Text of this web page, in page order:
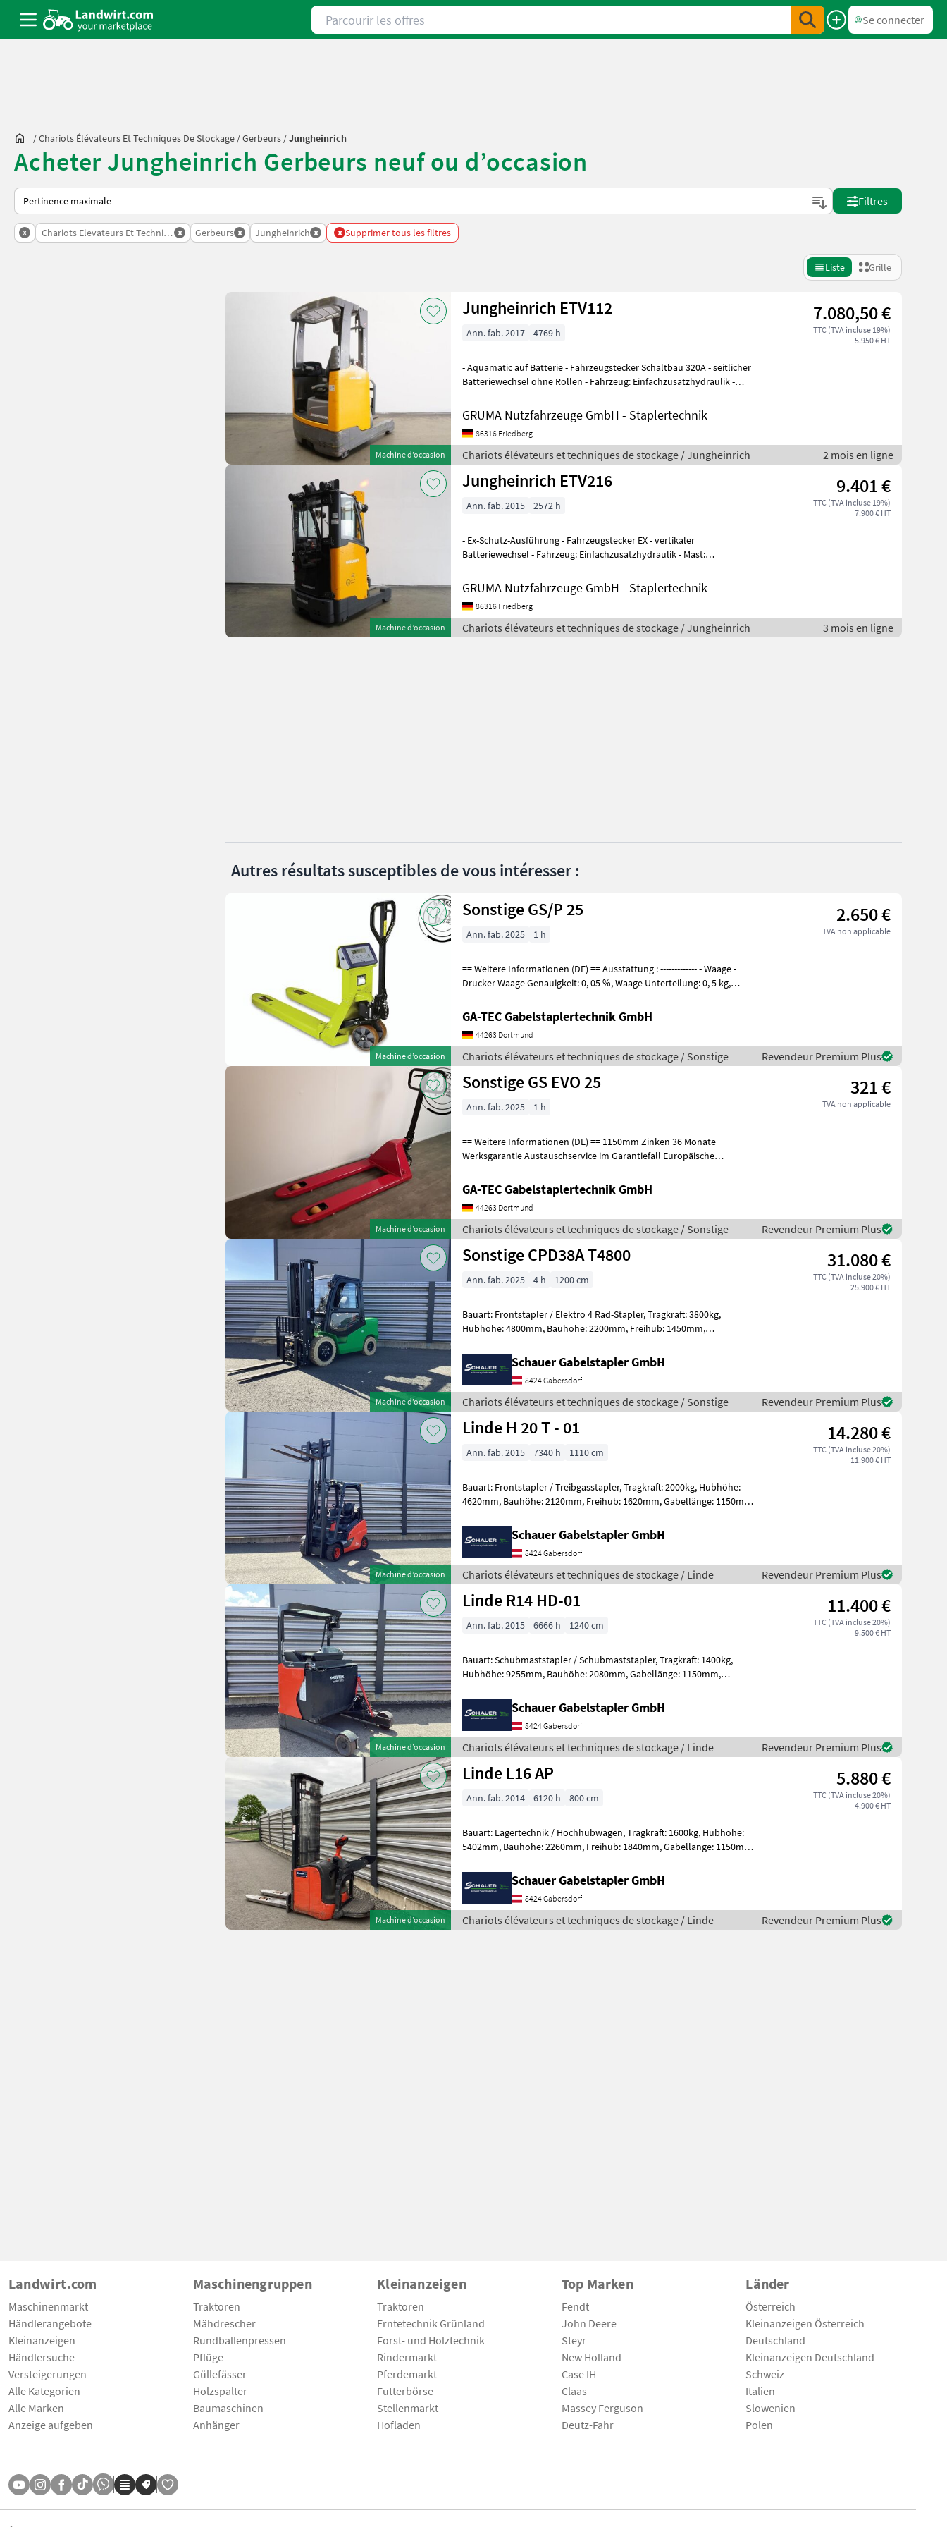
Parcourir les offres
Se connecter
/Chariots Élévateurs Et Techniques De Stockage /Gerbeurs /Jungheinrich
Acheter Jungheinrich Gerbeurs neuf ou d’occasion
Voici comment les annonces sont triées sur Landwirt.com
Filtres
x Chariots Elevateurs Et Techniques De Stockage
x Gerbeurs x Jungheinrich x x Supprimer tous les filtres
Liste Grille
Machine d’occasion
Jungheinrich ETV112 7.080,50 €
TTC (TVA incluse 19%)
5.950 € HT
Ann. fab. 2017 4769 h
- Aquamatic auf Batterie - Fahrzeugstecker Schaltbau 320A - seitlicher
Batteriewechsel ohne Rollen - Fahrzeug: Einfachzusatzhydraulik -
GRUMA Nutzfahrzeuge GmbH - Staplertechnik
86316 Friedberg
Chariots élévateurs et techniques de stockage / Jungheinrich 2 mois en ligne
Machine d’occasion
Jungheinrich ETV216 9.401 €
TTC (TVA incluse 19%)
7.900 € HT
Ann. fab. 2015 2572 h
- Ex-Schutz-Ausführung - Fahrzeugstecker EX - vertikaler
Batteriewechsel - Fahrzeug: Einfachzusatzhydraulik - Mast:
GRUMA Nutzfahrzeuge GmbH - Staplertechnik
86316 Friedberg
Chariots élévateurs et techniques de stockage / Jungheinrich 3 mois en ligne
Autres résultats susceptibles de vous intéresser :
Machine d’occasion
Sonstige GS/P 25 2.650 €
TVA non applicable
Ann. fab. 2025 1 h
== Weitere Informationen (DE) == Ausstattung : ------------- - Waage -
Drucker Waage Genauigkeit: 0, 05 %, Waage Unterteilung: 0, 5 kg,
GA-TEC Gabelstaplertechnik GmbH
44263 Dortmund
Chariots élévateurs et techniques de stockage / Sonstige Revendeur Premium Plus
Machine d’occasion
Sonstige GS EVO 25 321 €
TVA non applicable
Ann. fab. 2025 1 h
== Weitere Informationen (DE) == 1150mm Zinken 36 Monate
Werksgarantie Austauschservice im Garantiefall Europäische
GA-TEC Gabelstaplertechnik GmbH
44263 Dortmund
Chariots élévateurs et techniques de stockage / Sonstige Revendeur Premium Plus
Machine d’occasion
Sonstige CPD38A T4800 31.080 €
TTC (TVA incluse 20%)
25.900 € HT
Ann. fab. 2025 4 h 1200 cm
Bauart: Frontstapler / Elektro 4 Rad-Stapler, Tragkraft: 3800kg,
Hubhöhe: 4800mm, Bauhöhe: 2200mm, Freihub: 1450mm,
Schauer Gabelstapler GmbH
8424 Gabersdorf
Chariots élévateurs et techniques de stockage / Sonstige Revendeur Premium Plus
Machine d’occasion
Linde H 20 T - 01 14.280 €
TTC (TVA incluse 20%)
11.900 € HT
Ann. fab. 2015 7340 h 1110 cm
Bauart: Frontstapler / Treibgasstapler, Tragkraft: 2000kg, Hubhöhe:
4620mm, Bauhöhe: 2120mm, Freihub: 1620mm, Gabellänge: 1150mm,
Schauer Gabelstapler GmbH
8424 Gabersdorf
Chariots élévateurs et techniques de stockage / Linde Revendeur Premium Plus
Machine d’occasion
Linde R14 HD-01 11.400 €
TTC (TVA incluse 20%)
9.500 € HT
Ann. fab. 2015 6666 h 1240 cm
Bauart: Schubmaststapler / Schubmaststapler, Tragkraft: 1400kg,
Hubhöhe: 9255mm, Bauhöhe: 2080mm, Gabellänge: 1150mm,
Schauer Gabelstapler GmbH
8424 Gabersdorf
Chariots élévateurs et techniques de stockage / Linde Revendeur Premium Plus
Machine d’occasion
Linde L16 AP 5.880 €
TTC (TVA incluse 20%)
4.900 € HT
Ann. fab. 2014 6120 h 800 cm
Bauart: Lagertechnik / Hochhubwagen, Tragkraft: 1600kg, Hubhöhe:
5402mm, Bauhöhe: 2260mm, Freihub: 1840mm, Gabellänge: 1150mm,
Schauer Gabelstapler GmbH
8424 Gabersdorf
Chariots élévateurs et techniques de stockage / Linde Revendeur Premium Plus
Landwirt.com
Maschinenmarkt
Händlerangebote
Kleinanzeigen
Händlersuche
Versteigerungen
Alle Kategorien
Alle Marken
Anzeige aufgeben
Maschinengruppen
Traktoren
Mähdrescher
Rundballenpressen
Pflüge
Güllefässer
Holzspalter
Baumaschinen
Anhänger
Kleinanzeigen
Traktoren
Erntetechnik Grünland
Forst- und Holztechnik
Rindermarkt
Pferdemarkt
Futterbörse
Stellenmarkt
Hofladen
Top Marken
Fendt
John Deere
Steyr
New Holland
Case IH
Claas
Massey Ferguson
Deutz-Fahr
Länder
Österreich
Kleinanzeigen Österreich
Deutschland
Kleinanzeigen Deutschland
Schweiz
Italien
Slowenien
Polen